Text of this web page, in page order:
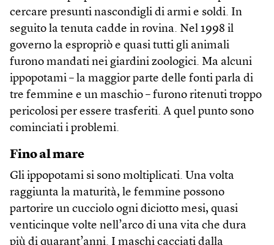
cercare presunti nascondigli di armi e soldi. In
seguito la tenuta cadde in rovina. Nel 1998 il
governo la espropriò e quasi tutti gli animali
furono mandati nei giardini zoologici. Ma alcuni
ippopotami – la maggior parte delle fonti parla di
tre femmine e un maschio – furono ritenuti troppo
pericolosi per essere trasferiti. A quel punto sono
cominciati i problemi.
Fino al mare
Gli ippopotami si sono moltiplicati. Una volta
raggiunta la maturità, le femmine possono
partorire un cucciolo ogni diciotto mesi, quasi
venticinque volte nell’arco di una vita che dura
più di quarant’anni. I maschi cacciati dalla